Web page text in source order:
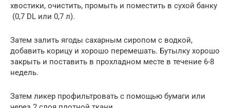
хвостики, очистить, промыть и поместить в сухой банку
(0,7 DL или 0,7 л).
Затем залить ягоды сахарным сиропом с водкой,
добавить корицу и хорошо перемешать. Бутылку хорошо
закрыть и поставить в прохладном месте в течение 6-8
недель.
Затем ликер профильтровать с помощью бумаги или